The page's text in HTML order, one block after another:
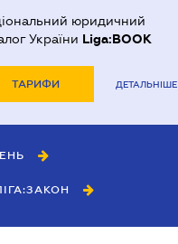
юридичний
України Liga:BOOK
ТАРИФИ ДЕТАЛЬНІШЕ